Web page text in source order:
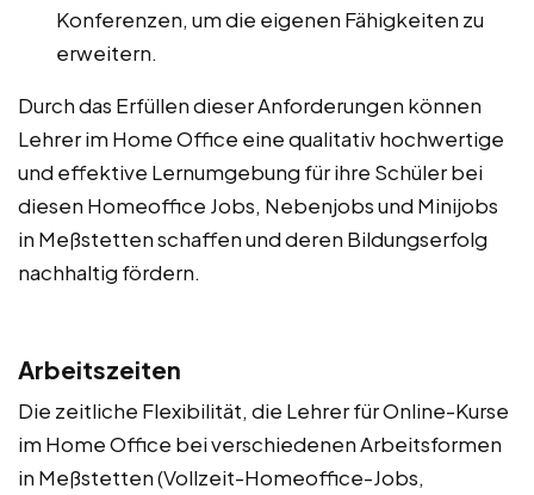
Konferenzen, um die eigenen Fähigkeiten zu
erweitern.
Durch das Erfüllen dieser Anforderungen können
Lehrer im Home Office eine qualitativ hochwertige
und effektive Lernumgebung für ihre Schüler bei
diesen Homeoffice Jobs, Nebenjobs und Minijobs
in Meßstetten schaffen und deren Bildungserfolg
nachhaltig fördern.
Arbeitszeiten
Die zeitliche Flexibilität, die Lehrer für Online-Kurse
im Home Office bei verschiedenen Arbeitsformen
in Meßstetten (Vollzeit-Homeoffice-Jobs,